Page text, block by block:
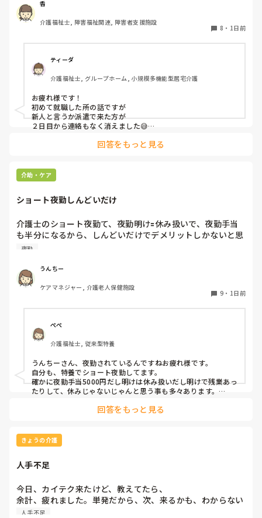
皆さんはありますか？
香
介護福祉士, 障害福祉関連, 障害者支援施設
8 ・ 1日前
ティーダ
介護福祉士, グループホーム, 小規模多機能型居宅介護
お疲れ様です！
初めて就職した所の話ですが
新人と言うか派遣で来た方が
２日目から連絡もなく消えました😅
1日で辞めた派遣さんは
正しいと思いました🤭
まぁ、理由も言わずに来なかったのは
回答をもっと見る
介助・ケア
ショート夜勤しんどいだけ
介護士のショート夜勤て、夜勤明け🟰休み扱いで、夜勤手当
も半分になるから、しんどいだけでデメリットしかないと思
うんですが？
したがら今だにしてる施設とかあるし、中には従来型でして
るとこもありました。
介護士にとってはデメリットしか無いが、経営者からは夜勤
今は特養以外、このショート夜勤はしてない印象ですが。。
夜勤
うんちー
ケアマネジャー, 介護老人保健施設
9 ・ 1日前
ぺぺ
介護福祉士, 従来型特養
うんちーさん、夜勤されているんですねお疲れ様です。
自分も、特養でショート夜勤してます。
確かに夜勤手当5000円だし明けは休み扱いだし明けで残業あっ
たりして、休みじゃないじゃんと思う事も多々あります。
あります。２２時から7時までが夜勤です。ロング夜勤だと、
間近くかけて通勤しているため子供が学校から帰る前に家を出
て学校行ったあと帰るようになってしまい色々不都合が出てし
もう何年かしたら、気にならなくなるのだと思うのですが、も
回答をもっと見る
きょうの介護
人手不足
今日、カイテク来たけど、教えてたら、
余計、疲れました。単発だから、次、来るかも、わからない
し、仕事が、増えた感じです。
人手不足